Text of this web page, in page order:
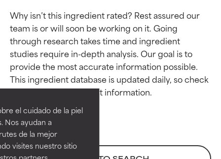
el cuidado de la piel
Nos ayudan a
de la mejor
visites nuestro sitio
Why isn’t this ingredient rated? Rest assured our
team is or will soon be working on it. Going
through research takes time and ingredient
studies require in-depth analysis. Our goal is to
provide the most accurate information possible.
This ingredient database is updated daily, so check
Calificaciones de
ingredientes
EXCELENTE
Ingrediente sobresaliente con
beneficios reales para la piel. Su
eficacia está demostrada y
Calificaciones de
ingredientes
EXCELENTE
Ingrediente sobresaliente con
beneficios reales para la piel. Su
eficacia está demostrada y